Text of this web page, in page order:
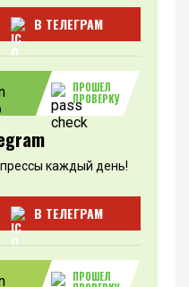
В ТЕЛЕГРАМ
ПРОШЕЛ
ПРОВЕРКУ
каждый день!
В ТЕЛЕГРАМ
ПРОШЕЛ